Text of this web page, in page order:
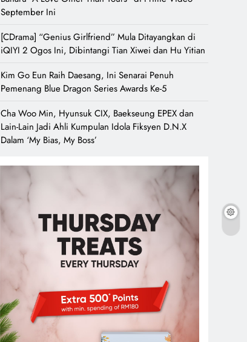
September Ini
[CDrama] “Genius Girlfriend” Mula Ditayangkan di
iQIYI 2 Ogos Ini, Dibintangi Tian Xiwei dan Hu Yitian
Kim Go Eun Raih Daesang, Ini Senarai Penuh
Pemenang Blue Dragon Series Awards Ke-5
Cha Woo Min, Hyunsuk CIX, Baekseung EPEX dan
Lain-Lain Jadi Ahli Kumpulan Idola Fiksyen D.N.X
Dalam ‘My Bias, My Boss’